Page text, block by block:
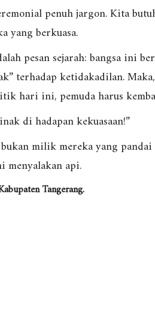
penuh jargon. Kita
yang berkuasa.
pesan sejarah: bangsa ini
terhadap ketidakadilan.
hari ini, pemuda harus
di hadapan kekuasaan!”
bukan milik mereka yang
menyalakan api.
Tangerang.